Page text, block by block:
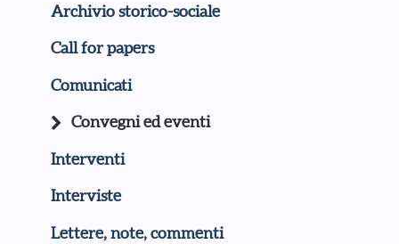
Archivio storico-sociale
Call for papers
Comunicati
Convegni ed eventi
Interventi
Interviste
Lettere, note, commenti